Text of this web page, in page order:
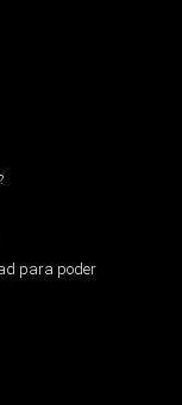
para poder